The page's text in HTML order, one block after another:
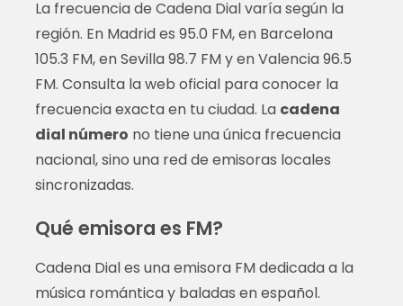
La frecuencia de Cadena Dial varía según la
región. En Madrid es 95.0 FM, en Barcelona
105.3 FM, en Sevilla 98.7 FM y en Valencia 96.5
FM. Consulta la web oficial para conocer la
frecuencia exacta en tu ciudad. La cadena
dial número no tiene una única frecuencia
nacional, sino una red de emisoras locales
sincronizadas.
Qué emisora es FM?
Cadena Dial es una emisora FM dedicada a la
música romántica y baladas en español.